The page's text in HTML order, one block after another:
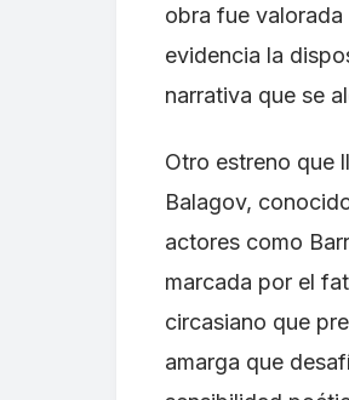
obra fue
evidencia la
narrativa que se
Otro estreno que
Balagov,
actores como
marcada por el
circasiano que
amarga que